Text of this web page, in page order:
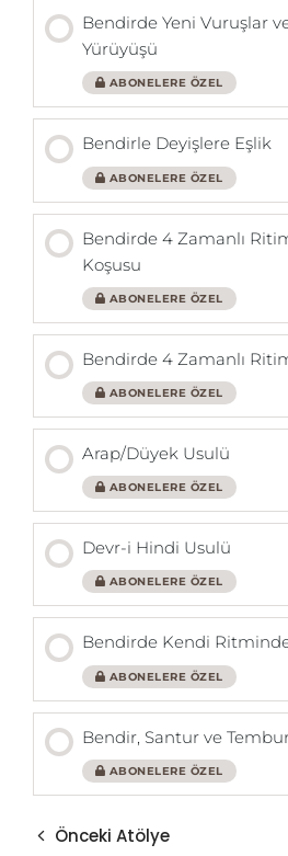
Bendirde Yeni Vuruşlar
Yürüyüşü
ABONELERE ÖZEL
Bendirle Deyişlere Eşlik
ABONELERE ÖZEL
Bendirde 4 Zamanlı
Koşusu
ABONELERE ÖZEL
Bendirde 4 Zamanlı
ABONELERE ÖZEL
Arap/Düyek Usulü
ABONELERE ÖZEL
Devr-i Hindi Usulü
ABONELERE ÖZEL
Bendirde Kendi
ABONELERE ÖZEL
Bendir, Santur ve
ABONELERE ÖZEL
Önceki Atölye